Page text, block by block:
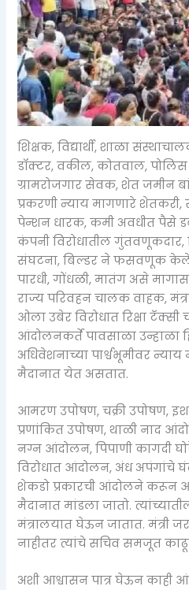
शिक्षक, विद्यार्थी, शाळा
डॉक्टर, वकील, कोतवाल, पोलिस
ग्रामरोजगार सेवक, शेत जमीन
प्रकरणी न्याय मागणारे शेतकरी,
पेन्शन धारक, कमी अवधीत पैसे
कंपनी विरोधातील गुंतवणूकदार,
संघटना, बिल्डर ने फसवणूक
पारधी, गोंधळी, मातंग असे
राज्य परिवहन चालक वाहक,
ओला उबेर विरोधात रिक्षा
आंदोलनकर्ते पावसाळा उन्हाळा
अधिवेशनाच्या पार्श्वभूमीवर
मैदानात येत असतात.
आमरण उपोषण, चक्री उपोषण,
प्रणांकित उपोषण, थाळी नाद
नग्न आंदोलन, पिपाणी कागदी
विरोधात आंदोलन, अंध अपंगांचे
शेकडो प्रकारची आंदोलने करून
मैदानात मांडला जातो.
मंत्रालयात घेऊन जातात. मंत्री
नाहीतर त्यांचे सचिव समजूत
अशी आश्वासन पात्र घेऊन काही